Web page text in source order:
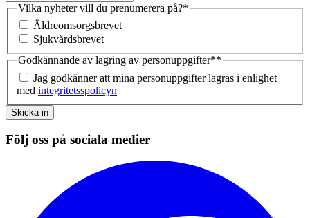
Vilka nyheter vill du prenumerera på?*
Äldreomsorgsbrevet
Sjukvårdsbrevet
Godkännande av lagring av personuppgifter**
Jag godkänner att mina personuppgifter lagras i enlighet
med integritetsspolicyn
Skicka in
Följ oss på sociala medier